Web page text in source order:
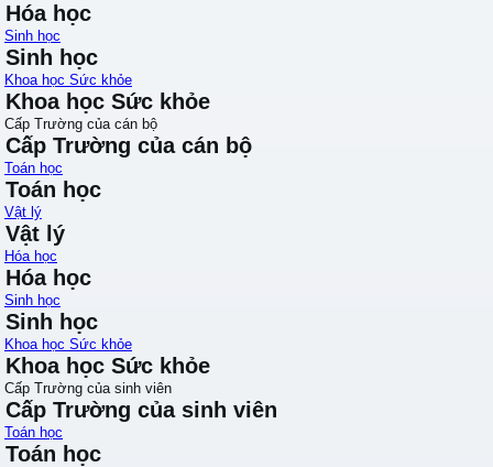
Hóa học
Sinh học
Sinh học
Khoa học Sức khỏe
Khoa học Sức khỏe
Cấp Trường của cán bộ
Cấp Trường của cán bộ
Toán học
Toán học
Vật lý
Vật lý
Hóa học
Hóa học
Sinh học
Sinh học
Khoa học Sức khỏe
Khoa học Sức khỏe
Cấp Trường của sinh viên
Cấp Trường của sinh viên
Toán học
Toán học